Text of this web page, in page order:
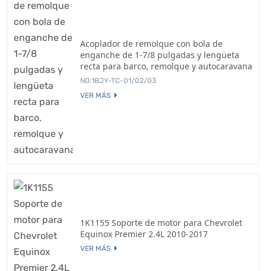
Acoplador de remolque con bola de
enganche de 1-7/8 pulgadas y lengüeta
recta para barco, remolque y autocaravana
NO:1BJY-TC-01/02/03
VER MÁS
1K1155 Soporte de motor para Chevrolet
Equinox Premier 2.4L 2010-2017
VER MÁS